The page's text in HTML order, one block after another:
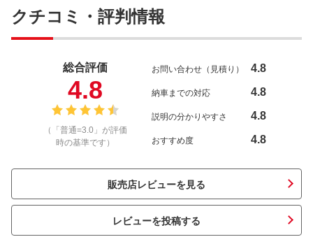
クチコミ・評判情報
総合評価
4.8
（「普通=3.0」が評価
時の基準です）
お問い合わせ（見積り） 4.8
納車までの対応 4.8
説明の分かりやすさ 4.8
おすすめ度 4.8
販売店レビューを見る
レビューを投稿する